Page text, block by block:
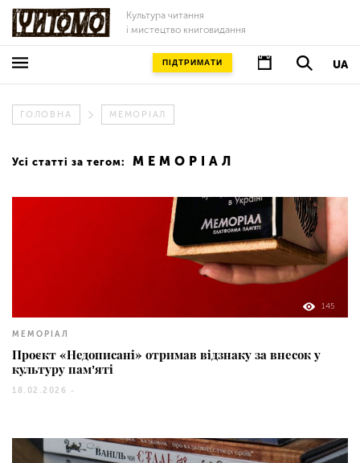
Культура читання
і мистецтво книговидання
UA
ПІДТРИМАТИ
ГОЛОВНА МЕМОРІАЛ
Усі статті за тегом: МЕМОРІАЛ
145
МЕМОРІАЛ
Проєкт «Недописані» отримав відзнаку за внесок у
культуру памʼяті
18.02.2026 -